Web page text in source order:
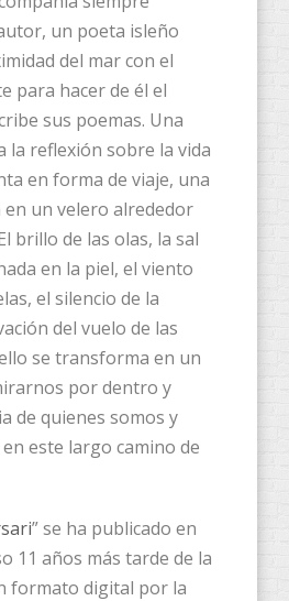
un poeta isleño
del mar con el
para hacer de él el
sus poemas. Una
la reflexión sobre la vida
en forma de viaje, una
un velero alrededor
brillo de las olas, la sal
en la piel, el viento
el silencio de la
del vuelo de las
se transforma en un
por dentro y
de quienes somos y
este largo camino de
” se ha publicado en
11 años más tarde de la
formato digital por la